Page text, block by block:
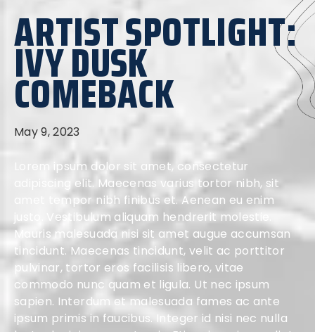
ARTIST SPOTLIGHT:
IVY DUSK
COMEBACK
May 9, 2023
Lorem ipsum dolor sit amet, consectetur
adipiscing elit. Maecenas varius tortor nibh, sit
amet tempor nibh finibus et. Aenean eu enim
justo. Vestibulum aliquam hendrerit molestie.
Mauris malesuada nisi sit amet augue accumsan
tincidunt. Maecenas tincidunt, velit ac porttitor
pulvinar, tortor eros facilisis libero, vitae
commodo nunc quam et ligula. Ut nec ipsum
sapien. Interdum et malesuada fames ac ante
ipsum primis in faucibus. Integer id nisi nec nulla